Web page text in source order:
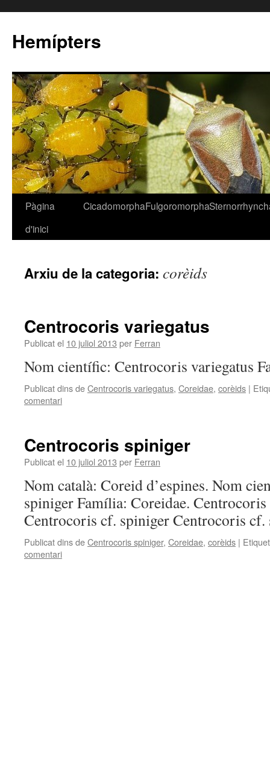
Hemípters
Vés
Pàgina
d'inici
CicadomorphaFulgoromorpha
Arxiu de la categoria: corèids
Centrocoris variegatus
Publicat el 10 juliol 2013 per Ferran
Nom científic: Centrocoris
Publicat dins deCentrocoris variegatus, Coreidae, corèids |
comentari
Centrocoris spiniger
Publicat el 10 juliol 2013 per Ferran
Nom català: Coreid d’espines. Nom
spiniger Família: Coreidae.
Centrocoris cf. spiniger Centrocoris cf.
Publicat dins deCentrocoris spiniger, Coreidae, corèids |
comentari